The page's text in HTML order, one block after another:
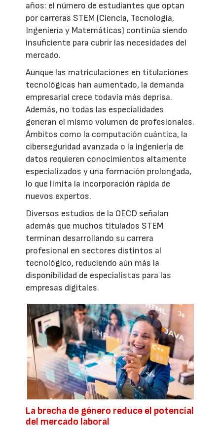
años: el número de estudiantes que optan
por carreras STEM (Ciencia, Tecnología,
Ingeniería y Matemáticas) continúa siendo
insuficiente para cubrir las necesidades del
mercado.
Aunque las matriculaciones en titulaciones
tecnológicas han aumentado, la demanda
empresarial crece todavía más deprisa.
Además, no todas las especialidades
generan el mismo volumen de profesionales.
Ámbitos como la computación cuántica, la
ciberseguridad avanzada o la ingeniería de
datos requieren conocimientos altamente
especializados y una formación prolongada,
lo que limita la incorporación rápida de
nuevos expertos.
Diversos estudios de la OECD señalan
además que muchos titulados STEM
terminan desarrollando su carrera
profesional en sectores distintos al
tecnológico, reduciendo aún más la
disponibilidad de especialistas para las
empresas digitales.
La brecha de género reduce el potencial
del mercado laboral